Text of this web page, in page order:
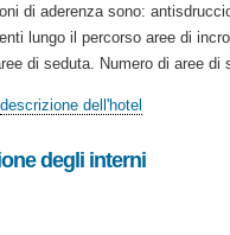
di aderenza sono:
lungo il percorso aree di
di seduta. Numero di aree di
descrizione dell'hotel
degli interni